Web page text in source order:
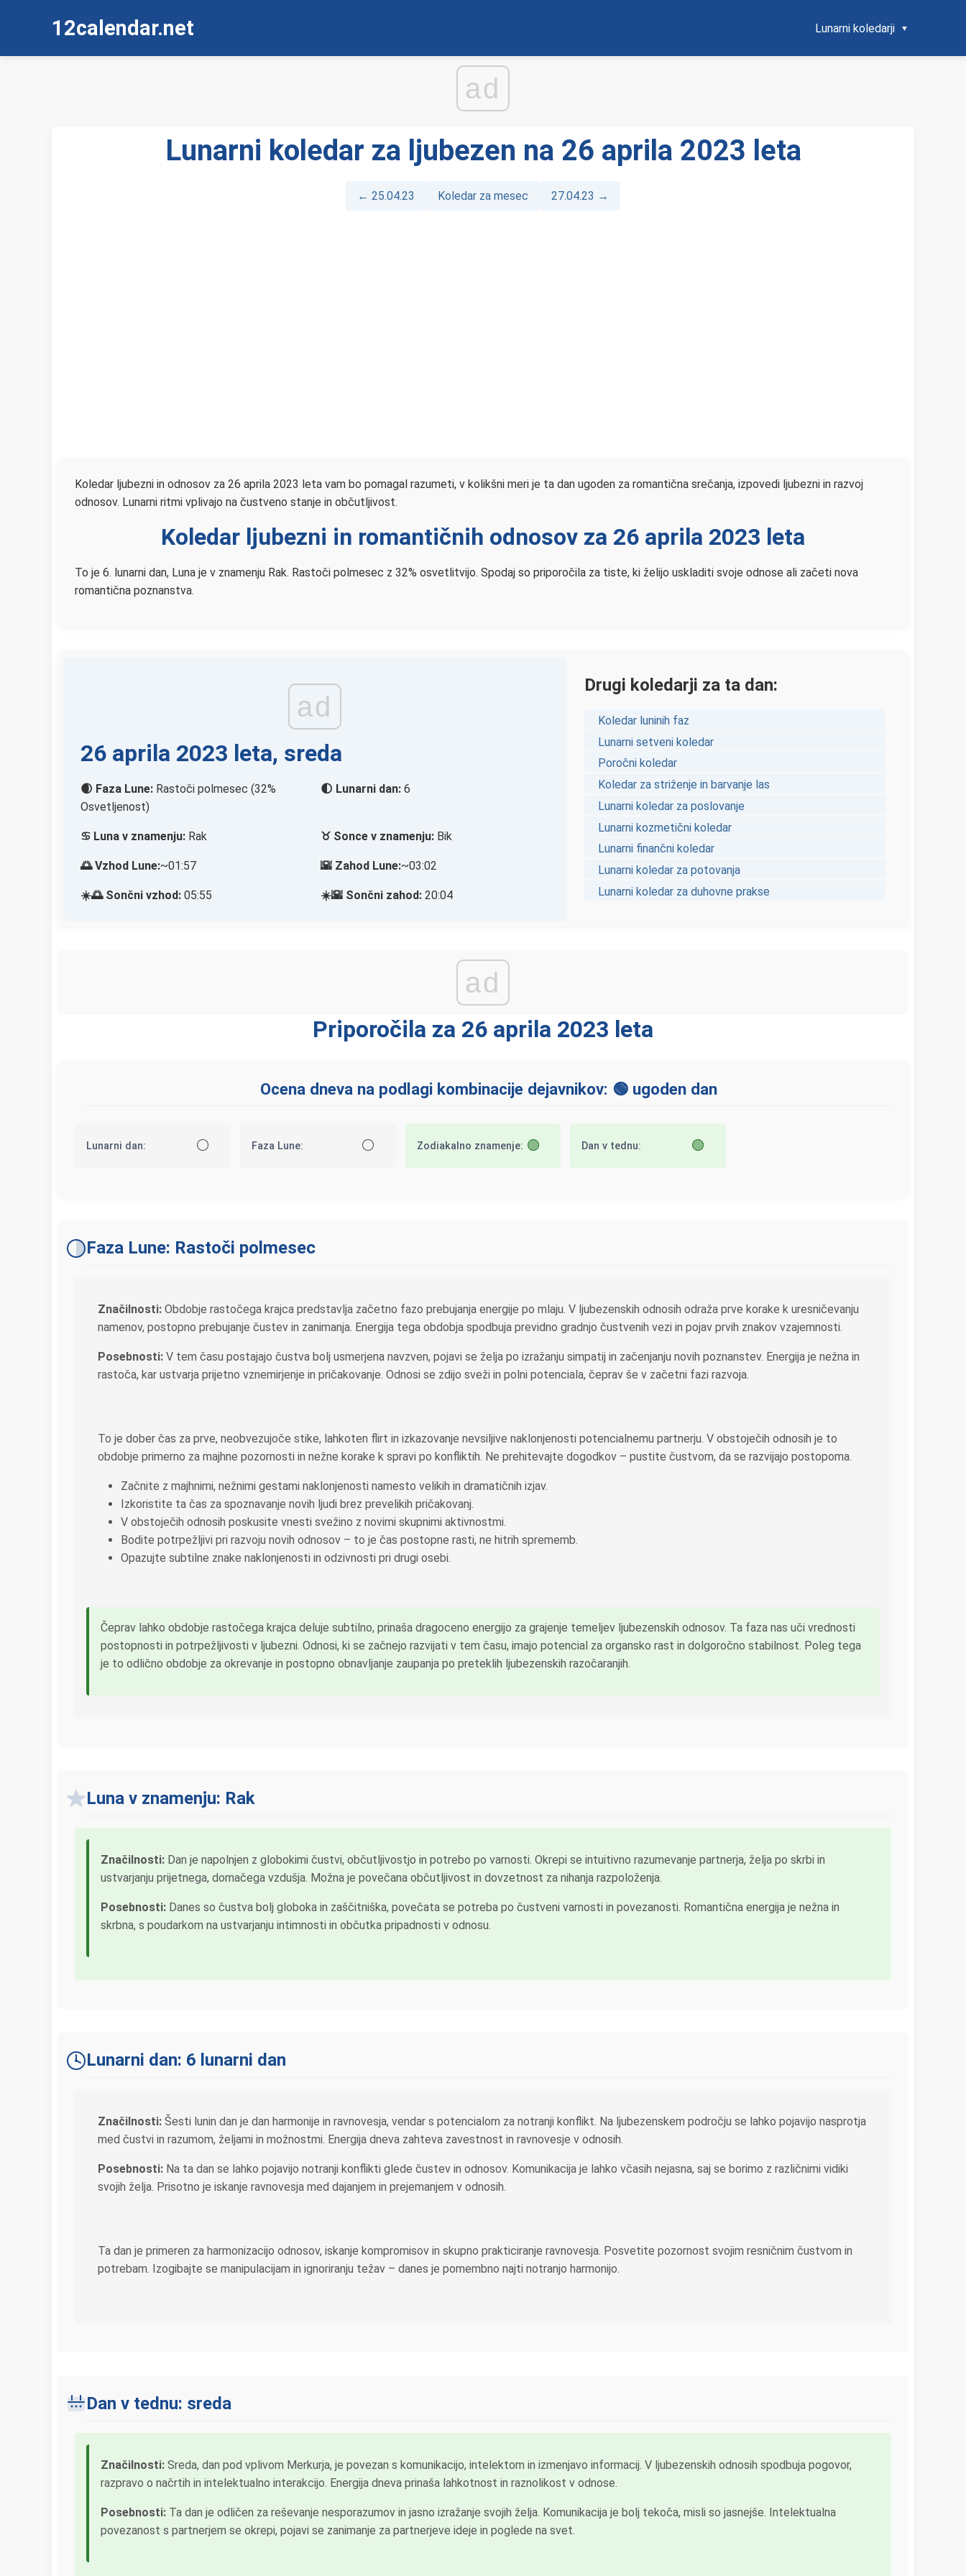
12calendar.net Lunarni koledarji
ad
Lunarni koledar za ljubezen na 26 aprila 2023 leta
← 25.04.23 Koledar za mesec 27.04.23 →
Koledar ljubezni in odnosov za 26 aprila 2023 leta vam bo pomagal razumeti, v kolikšni meri je ta dan ugoden za romantična srečanja, izpovedi ljubezni in razvoj
odnosov. Lunarni ritmi vplivajo na čustveno stanje in občutljivost.
Koledar ljubezni in romantičnih odnosov za 26 aprila 2023 leta
To je 6. lunarni dan, Luna je v znamenju Rak. Rastoči polmesec z 32% osvetlitvijo. Spodaj so priporočila za tiste, ki želijo uskladiti svoje odnose ali začeti nova
romantična poznanstva.
ad
26 aprila 2023 leta, sreda
🌒 Faza Lune: Rastoči polmesec (32%
Osvetljenost)
🌓 Lunarni dan: 6
♋ Luna v znamenju: Rak ♉ Sonce v znamenju: Bik
🌅 Vzhod Lune:~01:57 🌇 Zahod Lune:~03:02
☀️🌅 Sončni vzhod: 05:55 ☀️🌇 Sončni zahod:20:04
Drugi koledarji za ta dan:
Koledar luninih faz
Lunarni setveni koledar
Poročni koledar
Koledar za striženje in barvanje las
Lunarni koledar za poslovanje
Lunarni kozmetični koledar
Lunarni finančni koledar
Lunarni koledar za potovanja
Lunarni koledar za duhovne prakse
ad
Priporočila za 26 aprila 2023 leta
Ocena dneva na podlagi kombinacije dejavnikov: 🟢 ugoden dan
Lunarni dan: ⚪ Faza Lune: ⚪ Zodiakalno znamenje: 🟢 Dan v tednu: 🟢
Faza Lune: Rastoči polmesec
Značilnosti: Obdobje rastočega krajca predstavlja začetno fazo prebujanja energije po mlaju. V ljubezenskih odnosih odraža prve korake k uresničevanju
namenov, postopno prebujanje čustev in zanimanja. Energija tega obdobja spodbuja previdno gradnjo čustvenih vezi in pojav prvih znakov vzajemnosti.
Posebnosti: V tem času postajajo čustva bolj usmerjena navzven, pojavi se želja po izražanju simpatij in začenjanju novih poznanstev. Energija je nežna in
rastoča, kar ustvarja prijetno vznemirjenje in pričakovanje. Odnosi se zdijo sveži in polni potenciala, čeprav še v začetni fazi razvoja.
To je dober čas za prve, neobvezujoče stike, lahkoten flirt in izkazovanje nevsiljive naklonjenosti potencialnemu partnerju. V obstoječih odnosih je to
obdobje primerno za majhne pozornosti in nežne korake k spravi po konfliktih. Ne prehitevajte dogodkov – pustite čustvom, da se razvijajo postopoma.
Začnite z majhnimi, nežnimi gestami naklonjenosti namesto velikih in dramatičnih izjav.
Izkoristite ta čas za spoznavanje novih ljudi brez prevelikih pričakovanj.
V obstoječih odnosih poskusite vnesti svežino z novimi skupnimi aktivnostmi.
Bodite potrpežljivi pri razvoju novih odnosov – to je čas postopne rasti, ne hitrih sprememb.
Opazujte subtilne znake naklonjenosti in odzivnosti pri drugi osebi.
Čeprav lahko obdobje rastočega krajca deluje subtilno, prinaša dragoceno energijo za grajenje temeljev ljubezenskih odnosov. Ta faza nas uči vrednosti
postopnosti in potrpežljivosti v ljubezni. Odnosi, ki se začnejo razvijati v tem času, imajo potencial za organsko rast in dolgoročno stabilnost. Poleg tega
je to odlično obdobje za okrevanje in postopno obnavljanje zaupanja po preteklih ljubezenskih razočaranjih.
Luna v znamenju: Rak
Značilnosti: Dan je napolnjen z globokimi čustvi, občutljivostjo in potrebo po varnosti. Okrepi se intuitivno razumevanje partnerja, želja po skrbi in
ustvarjanju prijetnega, domačega vzdušja. Možna je povečana občutljivost in dovzetnost za nihanja razpoloženja.
Posebnosti: Danes so čustva bolj globoka in zaščitniška, povečata se potreba po čustveni varnosti in povezanosti. Romantična energija je nežna in
skrbna, s poudarkom na ustvarjanju intimnosti in občutka pripadnosti v odnosu.
Lunarni dan: 6 lunarni dan
Značilnosti: Šesti lunin dan je dan harmonije in ravnovesja, vendar s potencialom za notranji konflikt. Na ljubezenskem področju se lahko pojavijo nasprotja
med čustvi in razumom, željami in možnostmi. Energija dneva zahteva zavestnost in ravnovesje v odnosih.
Posebnosti: Na ta dan se lahko pojavijo notranji konflikti glede čustev in odnosov. Komunikacija je lahko včasih nejasna, saj se borimo z različnimi vidiki
svojih želja. Prisotno je iskanje ravnovesja med dajanjem in prejemanjem v odnosih.
Ta dan je primeren za harmonizacijo odnosov, iskanje kompromisov in skupno prakticiranje ravnovesja. Posvetite pozornost svojim resničnim čustvom in
potrebam. Izogibajte se manipulacijam in ignoriranju težav – danes je pomembno najti notranjo harmonijo.
Dan v tednu: sreda
Značilnosti: Sreda, dan pod vplivom Merkurja, je povezan s komunikacijo, intelektom in izmenjavo informacij. V ljubezenskih odnosih spodbuja pogovor,
razpravo o načrtih in intelektualno interakcijo. Energija dneva prinaša lahkotnost in raznolikost v odnose.
Posebnosti: Ta dan je odličen za reševanje nesporazumov in jasno izražanje svojih želja. Komunikacija je bolj tekoča, misli so jasnejše. Intelektualna
povezanost s partnerjem se okrepi, pojavi se zanimanje za partnerjeve ideje in poglede na svet.